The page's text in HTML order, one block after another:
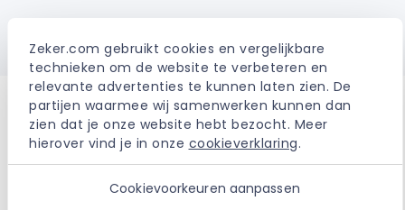
Zeker.com gebruikt cookies en vergelijkbare
technieken om de website te verbeteren en
relevante advertenties te kunnen laten zien. De
partijen waarmee wij samenwerken kunnen dan
zien dat je onze website hebt bezocht. Meer
hierover vind je in onze cookieverklaring.
Cookievoorkeuren aanpassen
Ervaringen met de United
Insurance
Aansprakelijkheidsverzekeri